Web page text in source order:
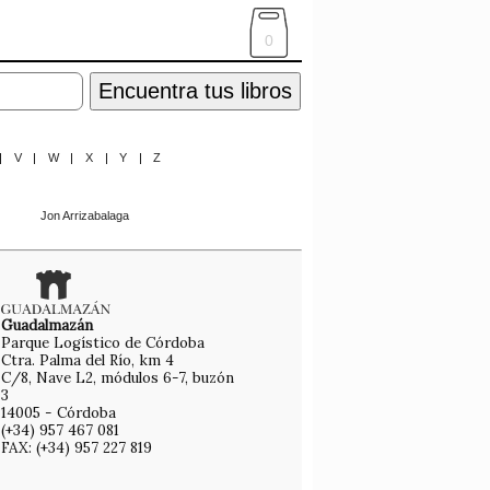
0
Encuentra tus libros
V | W | X | Y | Z
Jon Arrizabalaga
Guadalmazán
Parque Logístico de Córdoba
Ctra. Palma del Río, km 4
C/8, Nave L2, módulos 6-7, buzón
3
14005 - Córdoba
(+34) 957 467 081
FAX: (+34) 957 227 819